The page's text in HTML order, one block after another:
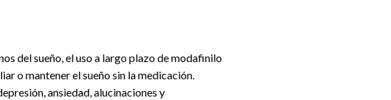
del sueño, el uso a largo plazo de modafinilo
o mantener el sueño sin la medicación.
ansiedad, alucinaciones y